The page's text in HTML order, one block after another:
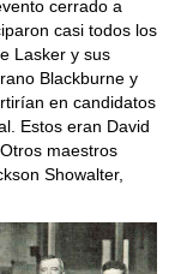
cerrado a
casi todos los
Lasker y sus
Blackburne y
en candidatos
Estos eran David
maestros
Showalter,